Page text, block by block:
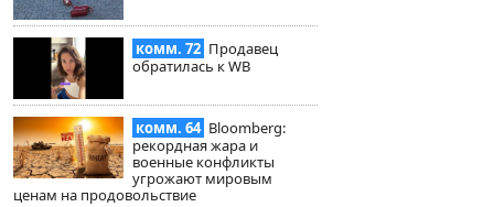
комм. 72 Продавец
обратилась к WB
комм. 64 Bloomberg:
рекордная жара и
военные конфликты
угрожают мировым
ценам на продовольствие